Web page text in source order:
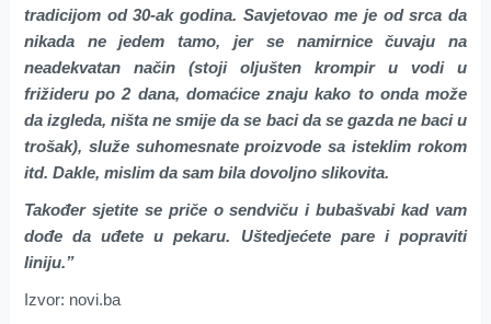
tradicijom od 30-ak godina. Savjetovao me je od srca da
nikada ne jedem tamo, jer se namirnice čuvaju na
neadekvatan način (stoji oljušten krompir u vodi u
frižideru po 2 dana, domaćice znaju kako to onda može
da izgleda, ništa ne smije da se baci da se gazda ne baci u
trošak), služe suhomesnate proizvode sa isteklim rokom
itd. Dakle, mislim da sam bila dovoljno slikovita.
Također sjetite se priče o sendviču i bubašvabi kad vam
dođe da uđete u pekaru. Uštedjećete pare i popraviti
liniju.”
Izvor: novi.ba